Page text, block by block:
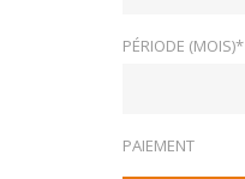
PÉRIODE (MOIS)*
PAIEMENT